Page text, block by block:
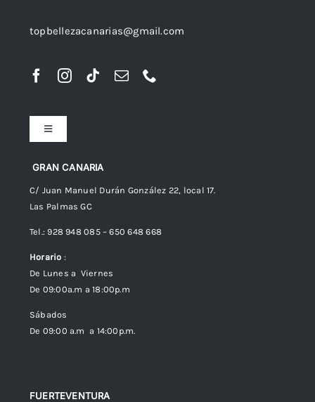
topbellezacanarias@gmail.com
GRAN CANARIA
C/ Juan Manuel Durán González 22, local 17.
Las Palmas GC
Tel.: 928 948 085 – 650 648 668
Horario :
De Lunes a Viernes
De 09:00a.m a 18:00p.m
Sábados
De 09:00 a.m a 14:00p.m.
FUERTEVENTURA
Toggle
Navigation
Preguntas frecuentes
Envíos
Política de Privacidad